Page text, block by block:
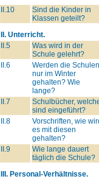
II.10
Sind die Kinder in
Klassen geteilt?
II. Unterricht.
II.5
Was wird in der
Schule gelehrt?
II.6
Werden die Schulen
nur im Winter
gehalten? Wie
lange?
II.7
Schulbücher,
sind eingeführt?
II.8
Vorschriften, wie
es mit diesen
gehalten?
II.9
Wie lange dauert
täglich die Schule?
III. Personal-Verhältnisse.